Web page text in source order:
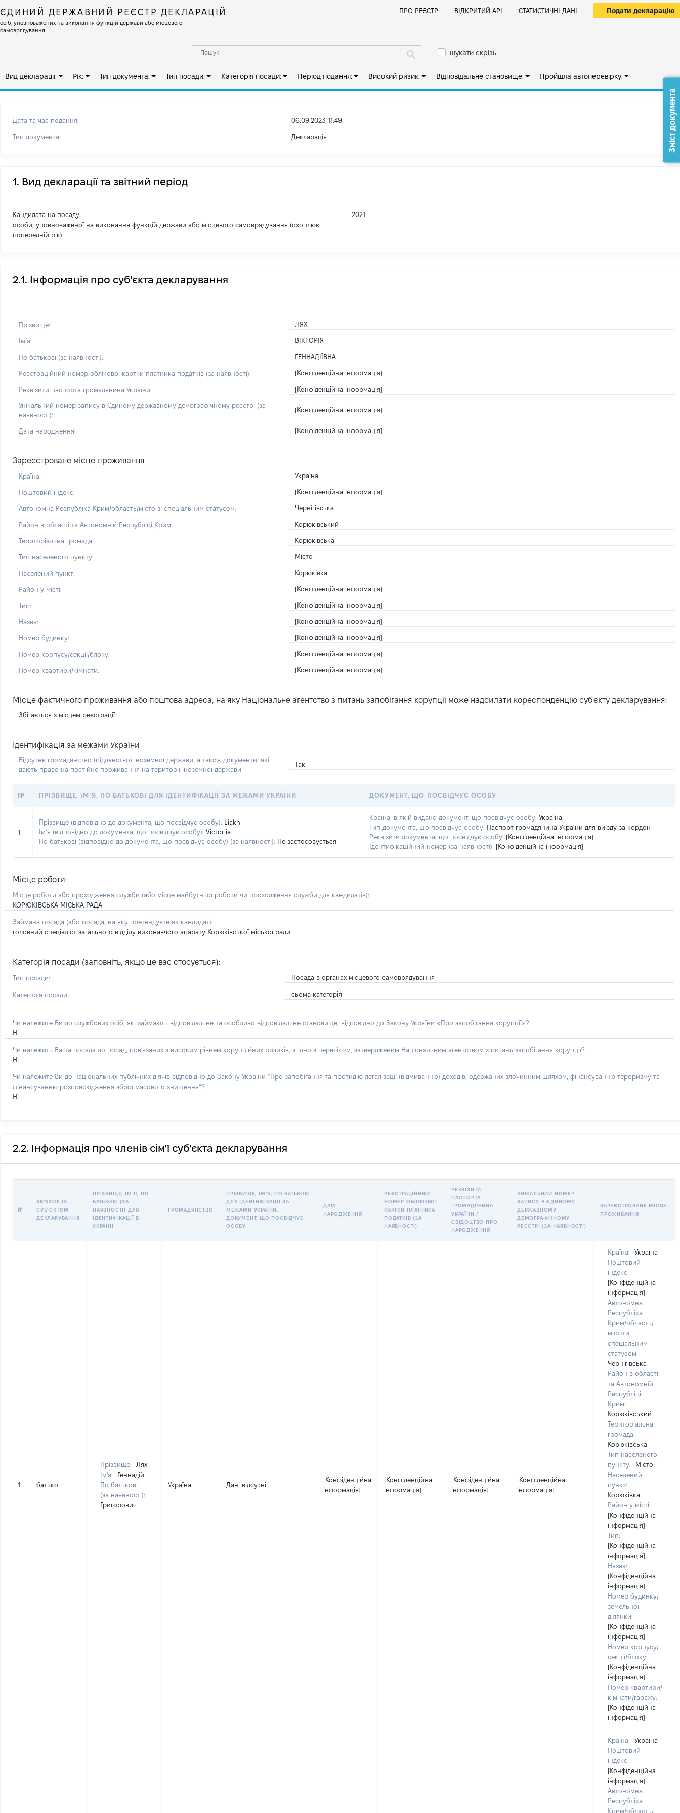
ЄДИНИЙ ДЕРЖАВНИЙ РЕЄСТР ДЕКЛАРАЦІЙ
осіб, уповноважених на виконання функцій держави або місцевого
самоврядування
ПРО РЕЄСТР ВІДКРИТИЙ АРІ СТАТИСТИЧНІ ДАНІ Подати декларацію
шукати скрізь
Вид декларації: Рік: Тип документа: Тип посади: Категорія посади: Період подання: Високий ризик: Відповідальне становище: Пройшла автоперевірку:
Дата та час подання: 06.09.2023 11:49
Тип документа: Декларація
1. Вид декларації та звітний період
Кандидата на посаду
особи, уповноваженої на виконання функцій держави або місцевого самоврядування (охоплює
попередній рік)
2021
2.1. Інформація про суб'єкта декларування
Прізвище: ЛЯХ
Імʼя: ВІКТОРІЯ
По батькові (за наявності): ГЕННАДІЇВНА
Реєстраційний номер облікової картки платника податків (за наявності): [Конфіденційна інформація]
Реквізити паспорта громадянина України: [Конфіденційна інформація]
Унікальний номер запису в Єдиному державному демографічному реєстрі (за
наявності):
[Конфіденційна інформація]
Дата народження: [Конфіденційна інформація]
Зареєстроване місце проживання
Країна: Україна
Поштовий індекс: [Конфіденційна інформація]
Автономна Республіка Крим/область/місто зі спеціальним статусом: Чернігівська
Район в області та Автономній Республіці Крим: Корюківський
Територіальна громада: Корюківська
Тип населеного пункту: Місто
Населений пункт: Корюківка
Район у місті: [Конфіденційна інформація]
Тип: [Конфіденційна інформація]
Назва: [Конфіденційна інформація]
Номер будинку: [Конфіденційна інформація]
Номер корпусу/секції/блоку: [Конфіденційна інформація]
Номер квартири/кімнати: [Конфіденційна інформація]
Місце фактичного проживання або поштова адреса, на яку Національне агентство з питань запобігання корупції може надсилати кореспонденцію суб'єкту декларування:
Збігається з місцем реєстрації
Ідентифікація за межами України
Відсутнє громадянство (підданство) іноземної держави, а також документи, які
дають право на постійне проживання на території іноземної держави
Так
№ ПРІЗВИЩЕ, ІМ’Я, ПО БАТЬКОВІ ДЛЯ ІДЕНТИФІКАЦІЇ ЗА МЕЖАМИ УКРАЇНИ ДОКУМЕНТ, ЩО ПОСВІДЧУЄ ОСОБУ
1
Прізвище (відповідно до документа, що посвідчує особу):
Liakh
Ім’я (відповідно до документа, що посвідчує особу): Victoriia
По батькові (відповідно до документа, що посвідчує особу) (за наявності): Не застосовується
Країна, в якій видано документ, що посвідчує особу: Україна
Тип документа, що посвідчує особу: Паспорт громадянина України для виїзду за кордон
Реквізити документа, що посвідчує особу: [Конфіденційна інформація]
Ідентифікаційний номер (за наявності): [Конфіденційна інформація]
Місце роботи:
Місце роботи або проходження служби (або місце майбутньої роботи чи проходження служби для кандидатів):
КОРЮКІВСЬКА МІСЬКА РАДА
Займана посада (або посада, на яку претендуєте як кандидат):
головний спеціаліст загального відділу виконавчого апарату Корюківської міської ради
Категорія посади (заповніть, якщо це вас стосується):
Тип посади: Посада в органах місцевого самоврядування
Категорія посади: сьома категорія
Чи належите Ви до службових осіб, які займають відповідальне та особливо відповідальне становище, відповідно до Закону України «Про запобігання корупції»?
Ні
Чи належить Ваша посада до посад, пов'язаних з високим рівнем корупційних ризиків, згідно з переліком, затвердженим Національним агентством з питань запобігання корупції?
Ні
Чи належите Ви до національних публічних діячів відповідно до Закону України “Про запобігання та протидію легалізації (відмиванню) доходів, одержаних злочинним шляхом, фінансуванню тероризму та
фінансуванню розповсюдження зброї масового знищення”?
Ні
2.2. Інформація про членів сім'ї суб'єкта декларування
№
ЗВʼЯЗОК ІЗ
СУБʼЄКТОМ
ДЕКЛАРУВАННЯ
ПРІЗВИЩЕ, ІМʼЯ, ПО
БАТЬКОВІ (ЗА
НАЯВНОСТІ) ДЛЯ
ІДЕНТИФІКАЦІЇ В
УКРАЇНІ
ГРОМАДЯНСТВО
ПРІЗВИЩЕ, ІМʼЯ, ПО БАТЬКОВІ
ДЛЯ ІДЕНТИФІКАЦІЇ ЗА
МЕЖАМИ УКРАЇНИ,
ДОКУМЕНТ, ЩО ПОСВІДЧУЄ
ОСОБУ
ДАТА
НАРОДЖЕННЯ
РЕЄСТРАЦІЙНИЙ
НОМЕР ОБЛІКОВОЇ
КАРТКИ ПЛАТНИКА
ПОДАТКІВ (ЗА
НАЯВНОСТІ)
РЕКВІЗИТИ
ПАСПОРТА
ГРОМАДЯНИНА
УКРАЇНИ /
СВІДОЦТВО ПРО
НАРОДЖЕННЯ
УНІКАЛЬНИЙ НОМЕР
ЗАПИСУ В ЄДИНОМУ
ДЕРЖАВНОМУ
ДЕМОГРАФІЧНОМУ
РЕЄСТРІ (ЗА НАЯВНОСТІ)
ЗАРЕЄСТРОВАНЕ МІСЦЕ
ПРОЖИВАННЯ
1 батько
Прізвище:
Лях
Ім'я:
Геннадій
По батькові
(за наявності):
Григорович
Україна Дані відсутні
[Конфіденційна
інформація]
[Конфіденційна
інформація]
[Конфіденційна
інформація]
[Конфіденційна
інформація]
Країна:
Україна
Поштовий
індекс:
[Конфіденційна
інформація]
Автономна
Республіка
Крим/область/
місто зі
спеціальним
статусом:
Чернігівська
Район в області
та Автономній
Республіці
Крим:
Корюківський
Територіальна
громада:
Корюківська
Тип населеного
пункту:
Місто
Населений
пункт:
Корюківка
Район у місті:
[Конфіденційна
інформація]
Тип:
[Конфіденційна
інформація]
Назва:
[Конфіденційна
інформація]
Номер будинку/
земельної
ділянки:
[Конфіденційна
інформація]
Номер корпусу/
секції/блоку:
[Конфіденційна
інформація]
Номер квартири/
кімнати/гаражу:
[Конфіденційна
інформація]
Країна:
Україна
Поштовий
індекс:
[Конфіденційна
інформація]
Автономна
Республіка
Крим/область/
Зміст документа